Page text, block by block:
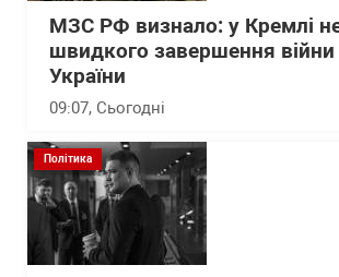
МЗС РФ визнало: у Кремлі
швидкого завершення війни
України
09:07, Сьогодні
Політика